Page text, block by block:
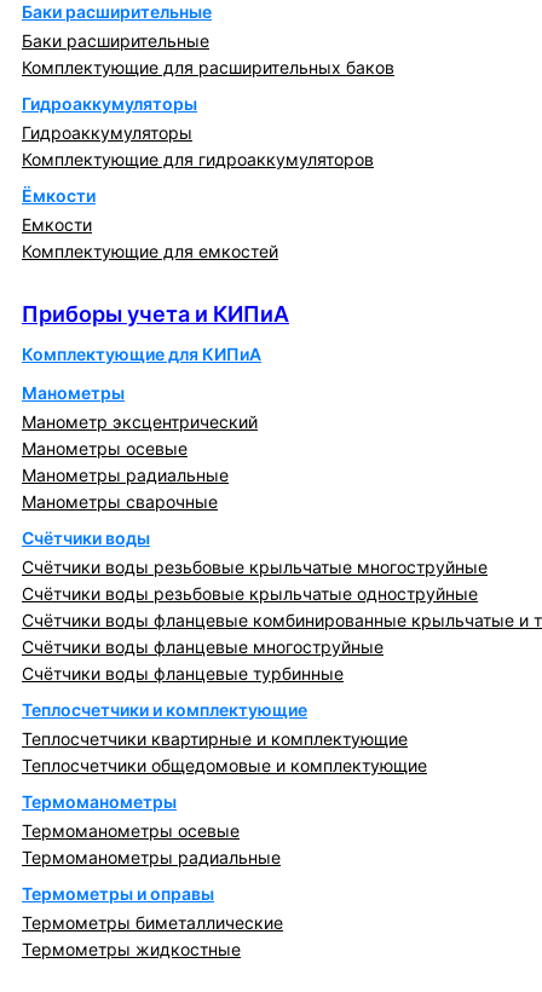
Баки расширительные
Баки расширительные
Комплектующие для расширительных баков
Гидроаккумуляторы
Гидроаккумуляторы
Комплектующие для гидроаккумуляторов
Ёмкости
Емкости
Комплектующие для емкостей
Приборы учета и КИПиА
Комплектующие для КИПиА
Манометры
Манометр эксцентрический
Манометры осевые
Манометры радиальные
Манометры сварочные
Счётчики воды
Счётчики воды резьбовые крыльчатые многоструйные
Счётчики воды резьбовые крыльчатые одноструйные
Счётчики воды фланцевые комбинированные крыльчатые и
Счётчики воды фланцевые многоструйные
Счётчики воды фланцевые турбинные
Теплосчетчики и комплектующие
Теплосчетчики квартирные и комплектующие
Теплосчетчики общедомовые и комплектующие
Термоманометры
Термоманометры осевые
Термоманометры радиальные
Термометры и оправы
Термометры биметаллические
Термометры жидкостные